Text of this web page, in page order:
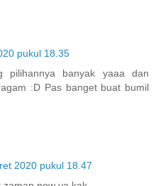
pukul 18.35
pilihannya banyak yaaa dan
:D Pas banget buat bumil
2020 pukul 18.47